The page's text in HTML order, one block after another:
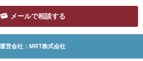
メールで相談する
運営会社：MRT株式会社